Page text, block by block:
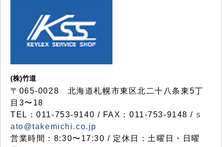
(株)竹道
〒065-0028 北海道札幌市東区北二十八条東5丁
目3〜18
TEL：011-753-9140 / FAX：011-753-9148 / s
ato@takemichi.co.jp
営業時間：8:30〜17:30 / 定休日：土曜日・日曜